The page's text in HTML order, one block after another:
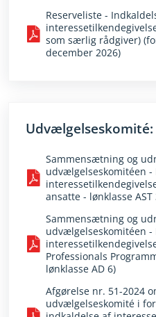
Reserveliste -
som særlig rådgiver)
december 2026)
Udvælgelseskomité:
Sammensætning og
udvælgelseskomitéen -
ansatte - lønklasse AST
Sammensætning og
udvælgelseskomitéen -
Professionals
lønklasse AD 6)
Afgørelse nr. 51-2024
udvælgelseskomité i